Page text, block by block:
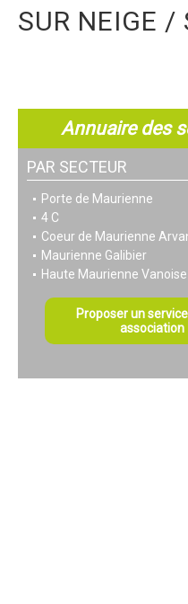
SUR NEIGE /
Annuaire des
PAR SECTEUR
Porte de Maurienne
4 C
Coeur de Maurienne
Maurienne Galibier
Haute Maurienne Vanoise
Proposer un
association